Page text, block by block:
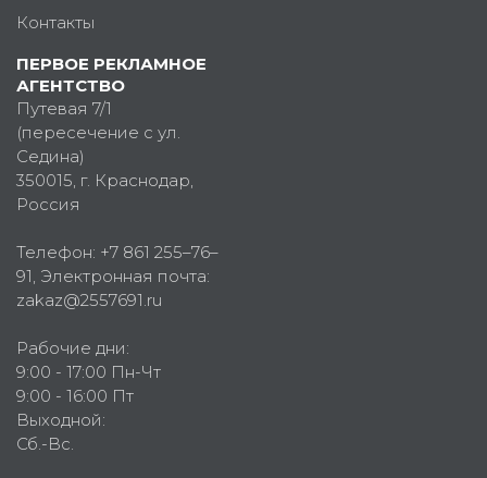
Контакты
ПЕРВОЕ РЕКЛАМНОЕ
АГЕНТСТВО
Путевая 7/1
(пересечение с ул.
Седина)
350015, г. Краснодар,
Россия
Телефон: +7 861 255–76–
91, Электронная почта:
zakaz@2557691.ru
Рабочие дни:
9:00 - 17:00 Пн-Чт
9:00 - 16:00 Пт
Выходной:
Сб.-Вс.